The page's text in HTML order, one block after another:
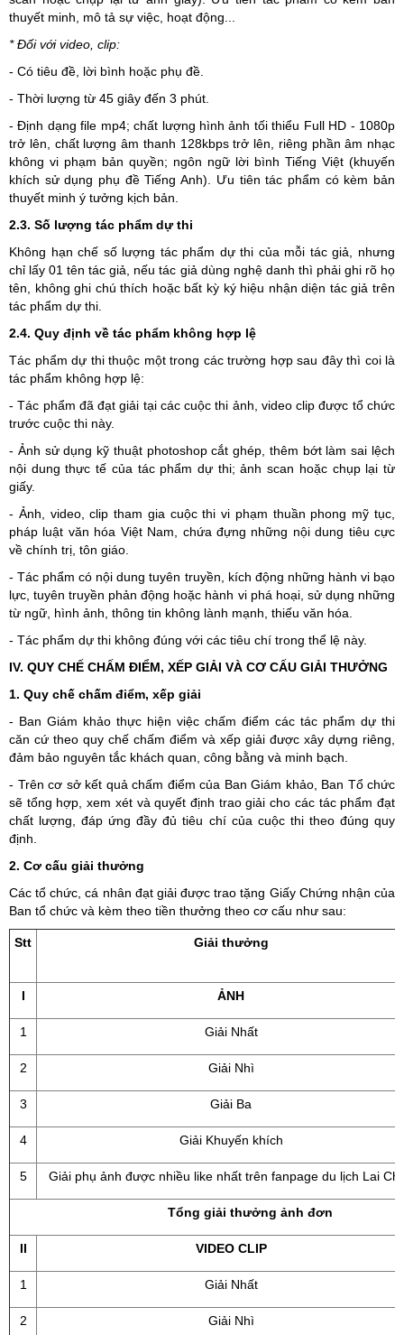
thuyết minh, mô tả sự việc, hoạt động...
* Đối với video, clip:
- Có tiêu đề, lời bình hoặc phụ đề.
- Thời lượng từ 45 giây đến 3 phút.
- Định dạng file mp4; chất lượng hình ảnh tối thiểu Full HD - 1080p
trở lên, chất lượng âm thanh 128kbps trở lên, riêng phần âm nhạc
không vi phạm bản quyền; ngôn ngữ lời bình Tiếng Việt (khuyến
khích sử dụng phụ đề Tiếng Anh). Ưu tiên tác phẩm có kèm bản
thuyết minh ý tưởng kịch bản.
2.3. Số lượng tác phẩm dự thi
Không hạn chế số lượng tác phẩm dự thi của mỗi tác giả, nhưng
chỉ lấy 01 tên tác giả, nếu tác giả dùng nghệ danh thì phải ghi rõ họ
tên, không ghi chú thích hoặc bất kỳ ký hiệu nhận diện tác giả trên
tác phẩm dự thi.
2.4. Quy định về tác phẩm không hợp lệ
Tác phẩm dự thi thuộc một trong các trường hợp sau đây thì coi là
tác phẩm không hợp lệ:
- Tác phẩm đã đạt giải tại các cuộc thi ảnh, video clip được tổ chức
trước cuộc thi này.
- Ảnh sử dụng kỹ thuật photoshop cắt ghép, thêm bớt làm sai lệch
nội dung thực tế của tác phẩm dự thi; ảnh scan hoặc chụp lại từ
giấy.
- Ảnh, video, clip tham gia cuộc thi vi phạm thuần phong mỹ tục,
pháp luật văn hóa Việt Nam, chứa đựng những nội dung tiêu cực
về chính trị, tôn giáo.
- Tác phẩm có nội dung tuyên truyền, kích động những hành vi bạo
lực, tuyên truyền phản động hoặc hành vi phá hoại, sử dụng những
từ ngữ, hình ảnh, thông tin không lành mạnh, thiếu văn hóa.
- Tác phẩm dự thi không đúng với các tiêu chí trong thể lệ này.
IV. QUY CHẾ CHẤM ĐIỂM, XẾP GIẢI VÀ CƠ CẤU GIẢI THƯỞNG
1. Quy chế chấm điểm, xếp giải
- Ban Giám khảo thực hiện việc chấm điểm các tác phẩm dự thi
căn cứ theo quy chế chấm điểm và xếp giải được xây dựng riêng,
đảm bảo nguyên tắc khách quan, công bằng và minh bạch.
- Trên cơ sở kết quả chấm điểm của Ban Giám khảo, Ban Tổ chức
sẽ tổng hợp, xem xét và quyết định trao giải cho các tác phẩm đạt
chất lượng, đáp ứng đầy đủ tiêu chí của cuộc thi theo đúng quy
định.
2. Cơ cấu giải thưởng
Các tổ chức, cá nhân đạt giải được trao tặng Giấy Chứng nhận của
Ban tổ chức và kèm theo tiền thưởng theo cơ cấu như sau:
Stt Giải thưởng
I ẢNH
1 Giải Nhất
2 Giải Nhì
3 Giải Ba
4 Giải Khuyến khích
5 Giải phụ ảnh được nhiều like nhất trên fanpage du lịch Lai
Tổng giải thưởng ảnh đơn
II VIDEO CLIP
1 Giải Nhất
2 Giải Nhì